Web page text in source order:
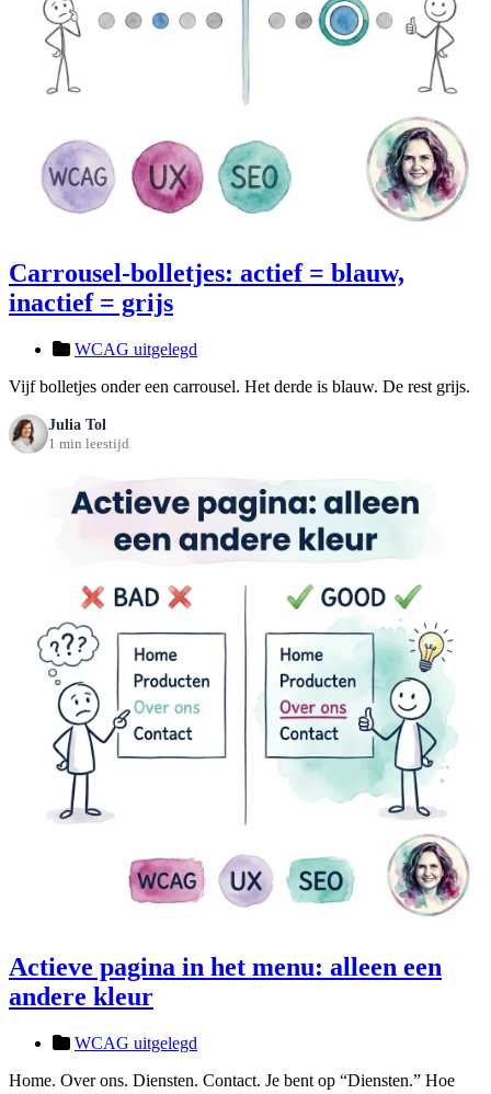
Carrousel-bolletjes: actief = blauw,
inactief = grijs
WCAG uitgelegd
Vijf bolletjes onder een carrousel. Het derde is blauw. De rest grijs.
Julia Tol
1 min leestijd
Actieve pagina in het menu: alleen een
andere kleur
WCAG uitgelegd
Home. Over ons. Diensten. Contact. Je bent op “Diensten.” Hoe